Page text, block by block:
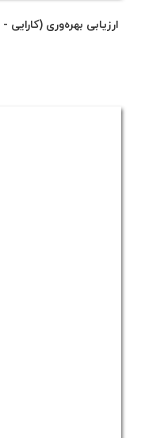
ارزیابی بهره‌وری